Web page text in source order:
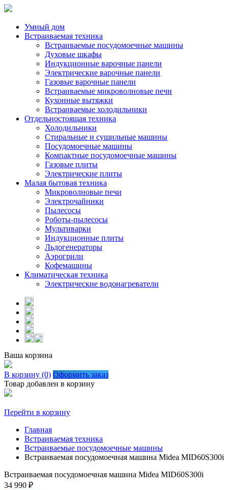
Умный дом
Встраиваемая техника
Встраиваемые посудомоечные машины
Духовые шкафы
Индукционные варочные панели
Электрические варочные панели
Газовые варочные панели
Встраиваемые микроволновые печи
Кухонные вытяжки
Встраиваемые холодильники
Отдельностоящая техника
Холодильники
Стиральные и сушильные машины
Посудомоечные машины
Компактные посудомоечные машины
Газовые плиты
Электрические плиты
Малая бытовая техника
Микроволновые печи
Электрочайники
Пылесосы
Роботы-пылесосы
Мультиварки
Индукционные плиты
Льдогенераторы
Аэрогрили
Кофемашины
Климатическая техника
Электрические водонагреватели
Ваша корзина
В корзину (0) Оформить заказ
Товар добавлен в корзину
Перейти в корзину
Главная
Встраиваемая техника
Встраиваемые посудомоечные машины
Встраиваемая посудомоечная машина Midea MID60S300i
Встраиваемая посудомоечная машина Midea MID60S300i
34 990 ₽